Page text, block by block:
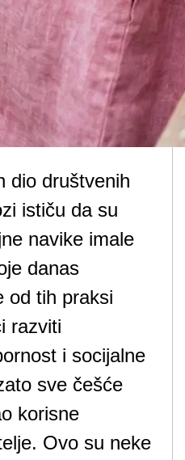
dio društvenih
ističu da su
navike imale
danas
od tih praksi
razviti
i socijalne
sve češće
korisne
Ovo su neke